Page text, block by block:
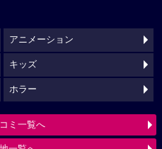
アニメーション
キッズ
ホラー
ミ一覧へ